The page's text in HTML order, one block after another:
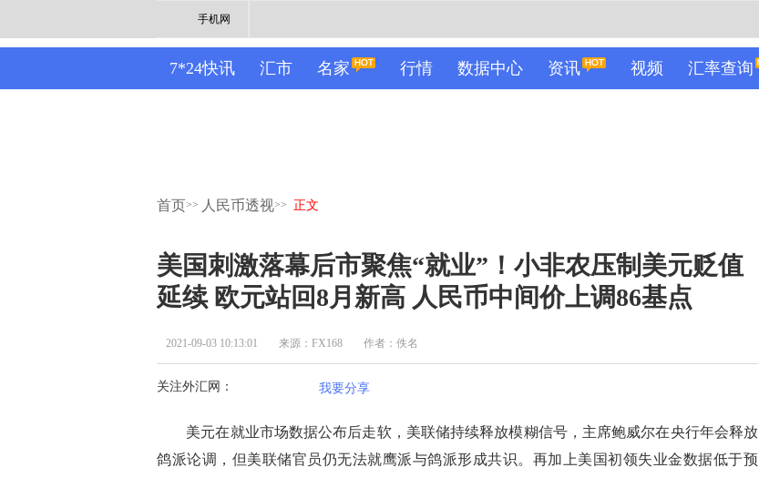
手机网
7*24快讯 汇市 名家 行情 数据中心 资讯 视频 汇率查询
首页>> 人民币透视>> 正文
美国刺激落幕后市聚焦“就业”！小非农压制美元贬值
延续 欧元站回8月新高 人民币中间价上调86基点
2021-09-03 10:13:01 来源：FX168 作者：佚名
关注外汇网： 我要分享
美元在就业市场数据公布后走软，美联储持续释放模糊信号，主席鲍威尔在央行年会释放
鸽派论调，但美联储官员仍无法就鹰派与鸽派形成共识。再加上美国初领失业金数据低于预